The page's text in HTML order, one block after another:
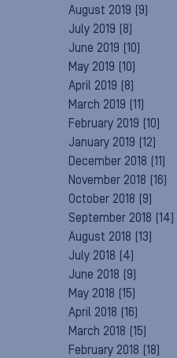
August 2019 (9)
July 2019 (8)
June 2019 (10)
May 2019 (10)
April 2019 (8)
March 2019 (11)
February 2019 (10)
January 2019 (12)
December 2018 (11)
November 2018 (16)
October 2018 (9)
September 2018 (14)
August 2018 (13)
July 2018 (4)
June 2018 (9)
May 2018 (15)
April 2018 (16)
March 2018 (15)
February 2018 (18)